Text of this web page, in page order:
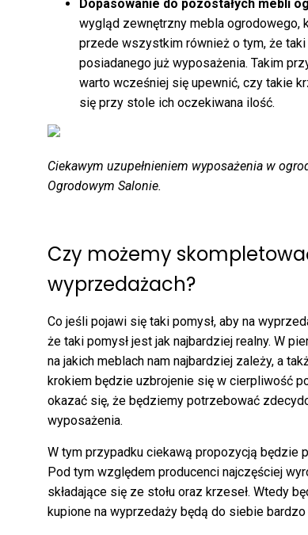
Dopasowanie do pozostałych mebli
wygląd zewnętrzny mebla ogrodowego,
przede wszystkim również o tym, że
posiadanego już wyposażenia. Takim
warto wcześniej się upewnić, czy takie
się przy stole ich oczekiwana ilość.
Ciekawym uzupełnieniem wyposażenia w
Ogrodowym Salonie.
Czy możemy
wyprzedażach?
Co jeśli pojawi się taki pomysł, aby na
że taki pomysł jest jak najbardziej realny. W
na jakich meblach nam najbardziej zależy, a
krokiem będzie uzbrojenie się w cierpliwość
okazać się, że będziemy potrzebować
wyposażenia.
W tym przypadku ciekawą propozycją będzie
Pod tym względem producenci najczęściej
składające się ze stołu oraz krzeseł. Wtedy
kupione na wyprzedaży będą do siebie